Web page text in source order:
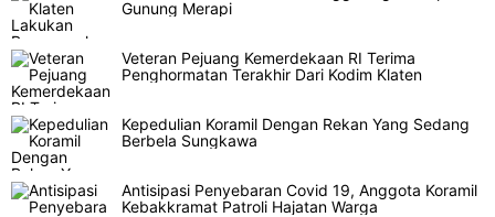
Gunung Merapi
Veteran Pejuang Kemerdekaan RI Terima
Penghormatan Terakhir Dari Kodim Klaten
Kepedulian Koramil Dengan Rekan Yang Sedang
Berbela Sungkawa
Antisipasi Penyebaran Covid 19, Anggota Koramil
Kebakkramat Patroli Hajatan Warga